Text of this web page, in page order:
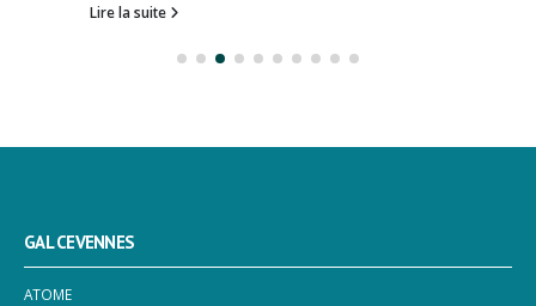
Lire la suite
GAL CEVENNES
ATOME